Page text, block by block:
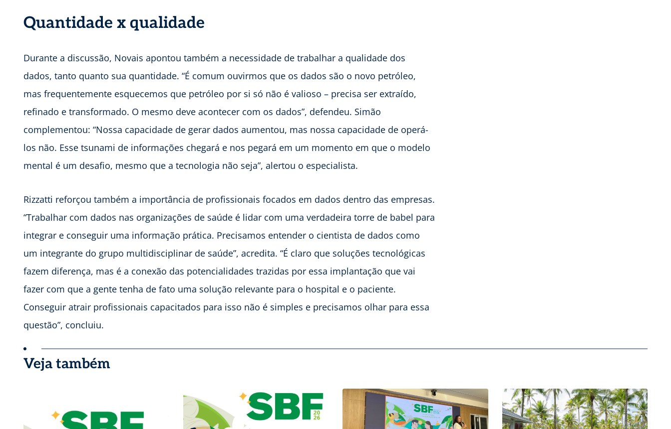
Quantidade x qualidade
Durante a discussão, Novais apontou também a necessidade de trabalhar a qualidade dos
dados, tanto quanto sua quantidade. “É comum ouvirmos que os dados são o novo petróleo,
mas frequentemente esquecemos que petróleo por si só não é valioso – precisa ser extraído,
refinado e transformado. O mesmo deve acontecer com os dados”, defendeu. Simão
complementou: “Nossa capacidade de gerar dados aumentou, mas nossa capacidade de operá-
los não. Esse tsunami de informações chegará e nos pegará em um momento em que o modelo
mental é um desafio, mesmo que a tecnologia não seja”, alertou o especialista.
Rizzatti reforçou também a importância de profissionais focados em dados dentro das empresas.
“Trabalhar com dados nas organizações de saúde é lidar com uma verdadeira torre de babel para
integrar e conseguir uma informação prática. Precisamos entender o cientista de dados como
um integrante do grupo multidisciplinar de saúde”, acredita. “É claro que soluções tecnológicas
fazem diferença, mas é a conexão das potencialidades trazidas por essa implantação que vai
fazer com que a gente tenha de fato uma solução relevante para o hospital e o paciente.
Conseguir atrair profissionais capacitados para isso não é simples e precisamos olhar para essa
questão”, concluiu.
Veja também